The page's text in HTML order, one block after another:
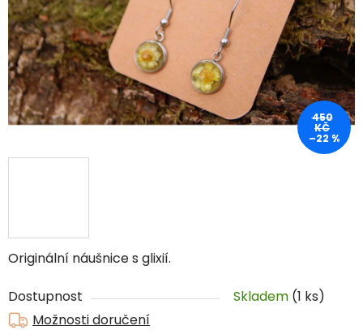
Originální náušnice s glixií.
Dostupnost Skladem (1 ks)
Možnosti doručení
hvězdiček.
450
KČ
–22 %